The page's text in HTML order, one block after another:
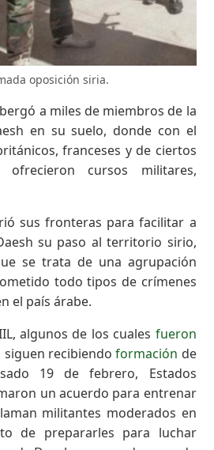
oposición siria.
a miles de miembros de la
en su suelo, donde con el
franceses y de ciertos
ofrecieron cursos militares,
sus fronteras para facilitar a
su paso al territorio sirio,
se trata de una agrupación
todo tipos de crímenes
el país árabe.
algunos de los cuales fueron
siguen recibiendoformación de
19 de febrero, Estados
un acuerdo para entrenar
militantes moderados en
de prepararles para luchar